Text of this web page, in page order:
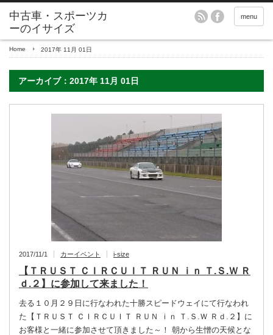
menu
Home 2017年 11月 01日
アーカイブ：2017年 11月 01日
2017/11/1 カーイベント i-size
【ＴＲＵＳＴ ＣＩＲＣＵＩＴ ＲＵＮ ｉｎ Ｔ.Ｓ.Ｗ Ｒ
ｄ.２】に参加して来ました！
去る１０月２９日に行なわれた十勝スピードウェイにて行なわれ
た【ＴＲＵＳＴ ＣＩＲＣＵＩＴ ＲＵＮ ｉｎ Ｔ.Ｓ.Ｗ Ｒｄ.２】に
お客様と一緒に参加させて頂きました～！ 朝から生憎の天候とな